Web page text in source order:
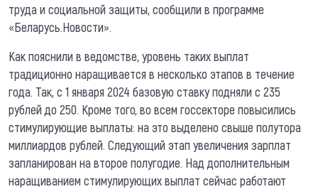
труда и социальной защиты, сообщили в программе
«Беларусь.Новости».
Как пояснили в ведомстве, уровень таких выплат
традиционно наращивается в несколько этапов в течение
года. Так, с 1 января 2024 базовую ставку подняли с 235
рублей до 250. Кроме того, во всем госсекторе повысились
стимулирующие выплаты: на это выделено свыше полутора
миллиардов рублей. Следующий этап увеличения зарплат
запланирован на второе полугодие. Над дополнительным
наращиванием стимулирующих выплат сейчас работают